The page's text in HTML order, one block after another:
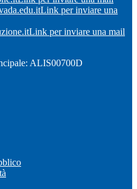
Link per inviare una
Link per inviare una mail
ALIS00700D